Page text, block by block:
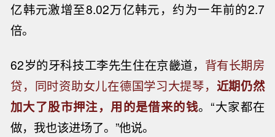
亿韩元激增至8.02万亿韩元，约为一年前的2.7
倍。
62岁的牙科技工李先生住在京畿道， 背有长期房
贷，同时资助女儿在德国学习大提琴， 近期仍然
加大了股市押注，用的是借来的钱。“大家都在
做，我也该进场了。”他说。